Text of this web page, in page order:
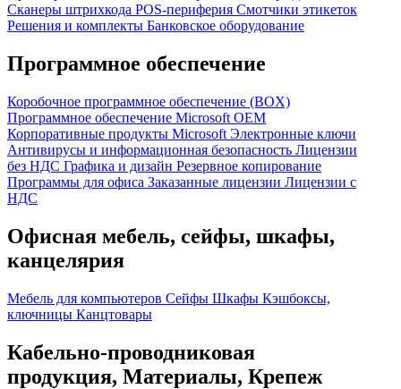
Сканеры штрихкода POS-периферия Смотчики этикеток
Решения и комплекты Банковское оборудование
Программное обеспечение
Коробочное программное обеспечение (BOX)
Программное обеспечение Microsoft OEM
Корпоративные продукты Microsoft Электронные ключи
Антивирусы и информационная безопасность Лицензии
без НДС Графика и дизайн Резервное копирование
Программы для офиса Заказанные лицензии Лицензии с
НДС
Офисная мебель, сейфы, шкафы,
канцелярия
Мебель для компьютеров Сейфы Шкафы Кэшбоксы,
ключницы Канцтовары
Кабельно-проводниковая
продукция, Материалы, Крепеж